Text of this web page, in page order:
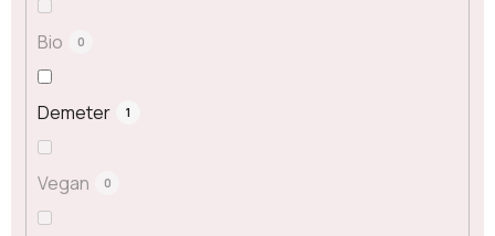
Bio 0
Demeter 1
Vegan 0